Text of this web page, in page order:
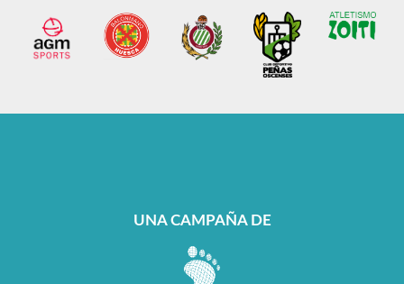
UNA CAMPAÑA DE